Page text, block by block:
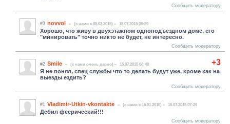
Сообщить модератору
#3 novvol (c нами с 05.03.2015) 15.07.2015 08:59
Хорошо, что живу в двухэтажном одноподъездном доме, его
"минировать" точно никто не будет, не интересно.
Сообщить модератору
+3
#2 Smile (c нами очень давно) 15.07.2015 08:40
Я не понял, спец службы что то делать будут уже, кроме как на
выезды ездить?
Сообщить модератору
#1 Vladimir-Utkin-vkontakte (c нами с 16.01.2015) 15.07.2015 07:29
Дебил феерический!!!
Сообщить модератору